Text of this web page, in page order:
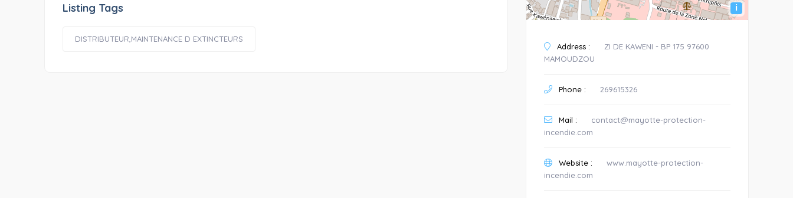
Listing Tags
DISTRIBUTEUR,MAINTENANCE D EXTINCTEURS
i
Address :
ZI DE KAWENI - BP 175 97600
MAMOUDZOU
Phone : 269615326
Mail :
contact@mayotte-protection-
incendie.com
Website :
www.mayotte-protection-
incendie.com